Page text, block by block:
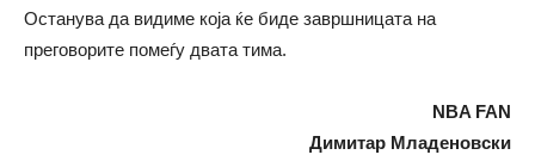
Останува да видиме која ќе биде завршницата на
преговорите помеѓу двата тима.
NBA FAN
Димитар Младеновски